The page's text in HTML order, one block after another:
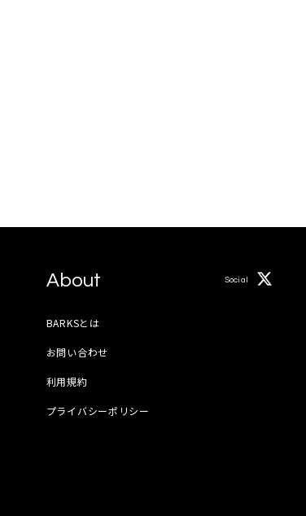
About
BARKSとは
お問い合わせ
利用規約
プライバシーポリシー
Social